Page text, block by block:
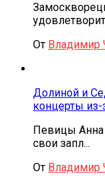
От Владимир
Долиной и
концерты из-
Певицы Анна
свои запл...
От Владимир